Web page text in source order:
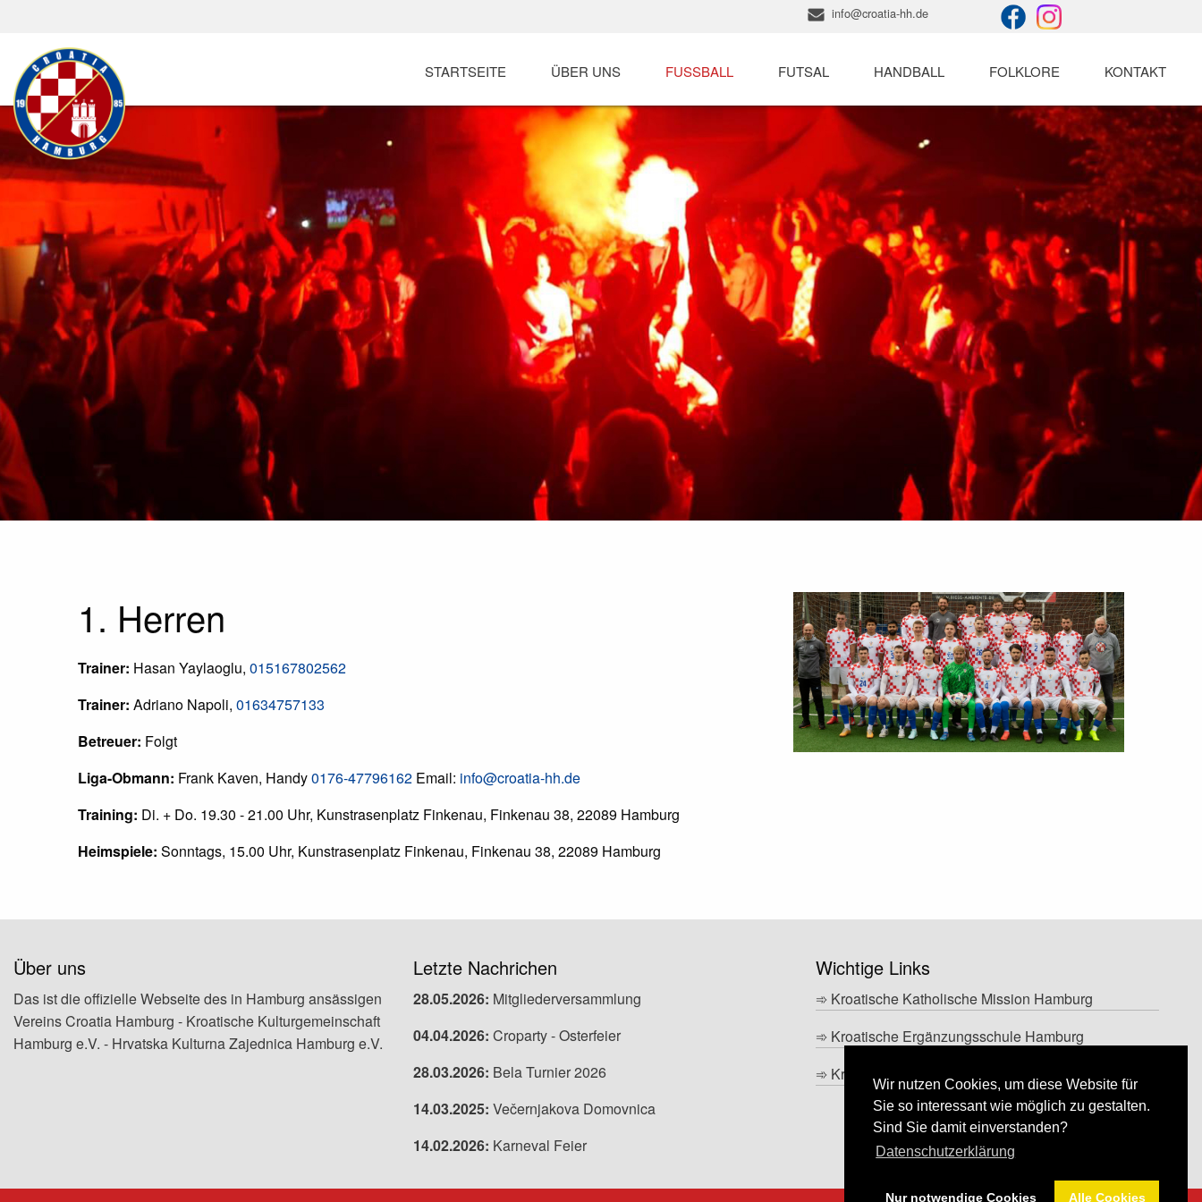
Wir nutzen Cookies, um diese Website für
Sie so interessant wie möglich zu gestalten.
Sind Sie damit einverstanden?
Datenschutzerklärung
Nur notwendige Cookies Alle Cookies
info@croatia-hh.de
STARTSEITE ÜBER UNS FUSSBALL FUTSAL HANDBALL FOLKLORE KONTAKT
1. Herren
Trainer: Hasan Yaylaoglu, 015167802562
Trainer: Adriano Napoli, 01634757133
Betreuer: Folgt
Liga-Obmann: Frank Kaven, Handy0176-47796162 Email: info@croatia-hh.de
Training: Di. + Do. 19.30 - 21.00 Uhr, Kunstrasenplatz Finkenau, Finkenau 38, 22089 Hamburg
Heimspiele: Sonntags, 15.00 Uhr, Kunstrasenplatz Finkenau, Finkenau 38, 22089 Hamburg
Über uns
Das ist die offizielle Webseite des in Hamburg ansässigen
Vereins Croatia Hamburg - Kroatische Kulturgemeinschaft
Hamburg e.V. - Hrvatska Kulturna Zajednica Hamburg e.V.
Letzte Nachrichen
28.05.2026: Mitgliederversammlung
04.04.2026: Croparty - Osterfeier
28.03.2026: Bela Turnier 2026
14.03.2025: Večernjakova Domovnica
14.02.2026: Karneval Feier
Wichtige Links
➾ Kroatische Katholische Mission Hamburg
➾ Kroatische Ergänzungsschule Hamburg
➾ Kroatischer Weltkongress in Deutschland e.V.